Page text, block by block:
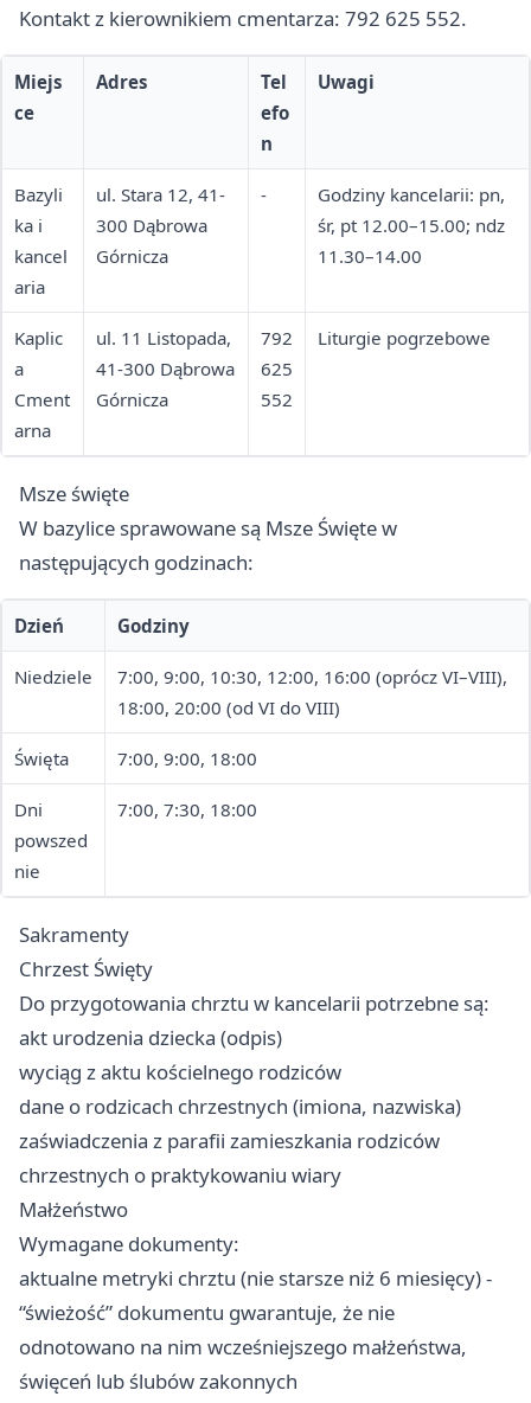
Kontakt z kierownikiem cmentarza: 792 625 552.
Miejs
ce
Adres
Tel
efo
n
Uwagi
Bazyli
ka i
kancel
aria
ul. Stara 12, 41-
300 Dąbrowa
Górnicza
-
Godziny kancelarii: pn,
śr, pt 12.00–15.00; ndz
11.30–14.00
Kaplic
a
Cment
arna
ul. 11 Listopada,
41-300 Dąbrowa
Górnicza
792
625
552
Liturgie pogrzebowe
Msze święte
W bazylice sprawowane są Msze Święte w
następujących godzinach:
Dzień Godziny
Niedziele
7:00, 9:00, 10:30, 12:00, 16:00 (oprócz VI–VIII),
18:00, 20:00 (od VI do VIII)
Święta 7:00, 9:00, 18:00
Dni
powszed
nie
7:00, 7:30, 18:00
Sakramenty
Chrzest Święty
Do przygotowania chrztu w kancelarii potrzebne są:
akt urodzenia dziecka (odpis)
wyciąg z aktu kościelnego rodziców
dane o rodzicach chrzestnych (imiona, nazwiska)
zaświadczenia z parafii zamieszkania rodziców
chrzestnych o praktykowaniu wiary
Małżeństwo
Wymagane dokumenty:
aktualne metryki chrztu (nie starsze niż 6 miesięcy) -
“świeżość” dokumentu gwarantuje, że nie
odnotowano na nim wcześniejszego małżeństwa,
święceń lub ślubów zakonnych